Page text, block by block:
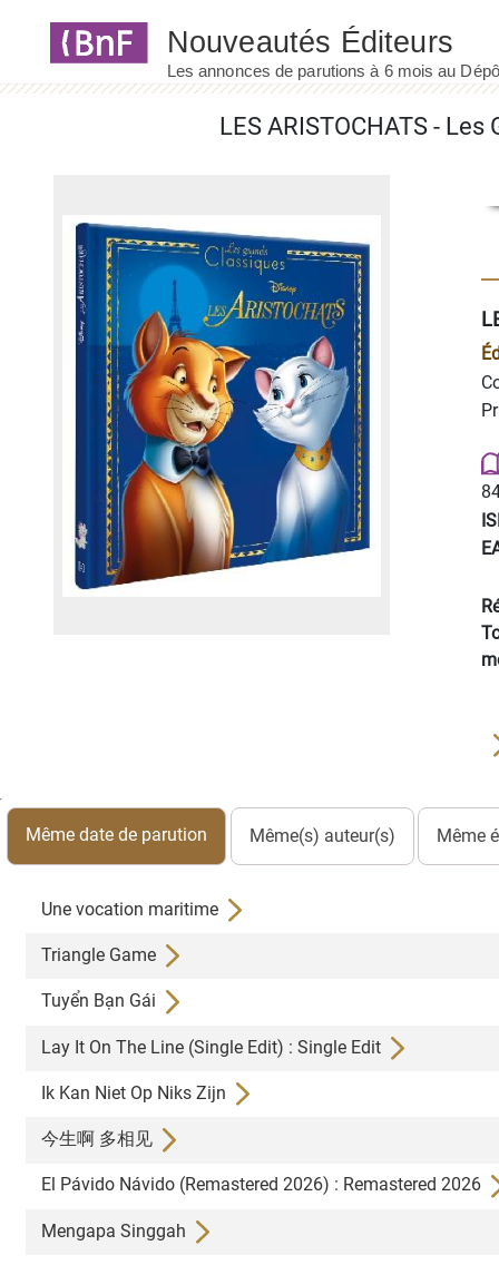
Même date de parution Même(s) auteur(s) Même
Une vocation maritime
Triangle Game
Tuyển Bạn Gái
Lay It On The Line (Single Edit) : Single Edit
Ik Kan Niet Op Niks Zijn
今生啊 多相见
El Pávido Návido (Remastered 2026) : Remastered 2026
Mengapa Singgah